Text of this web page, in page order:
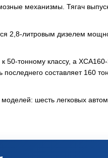
механизмы. Тягач
2,8-литровым дизелем
50-тонному классу, а
составляет 160
шесть легковых